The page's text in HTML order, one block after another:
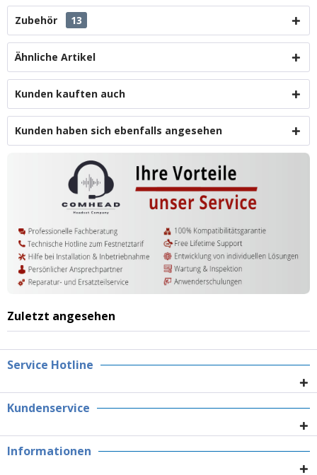
Zubehör 13
Ähnliche Artikel
Kunden kauften auch
Kunden haben sich ebenfalls angesehen
Zuletzt angesehen
Service Hotline
Kundenservice
Informationen